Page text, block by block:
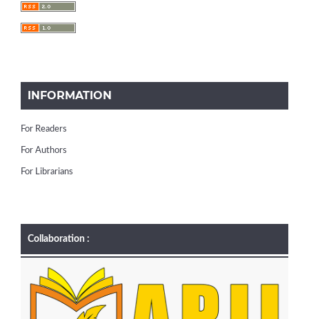
INFORMATION
For Readers
For Authors
For Librarians
Collaboration :